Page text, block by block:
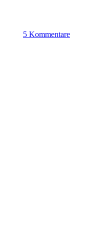
5 Kommentare